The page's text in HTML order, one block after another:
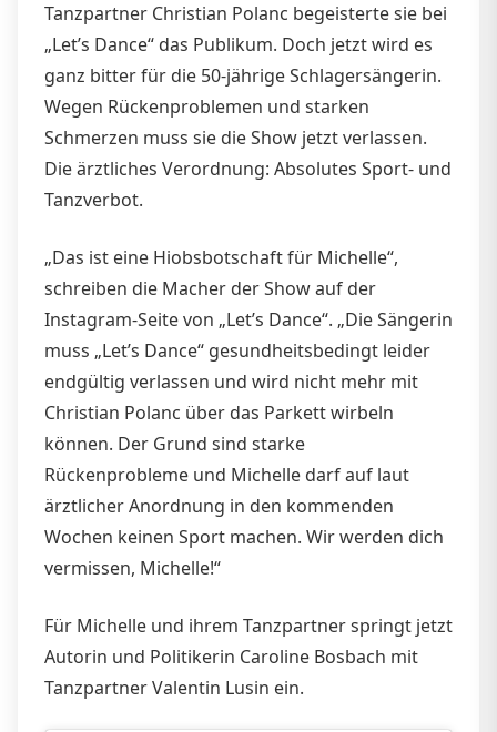
Tanzpartner Christian Polanc begeisterte sie bei
„Let’s Dance“ das Publikum. Doch jetzt wird es
ganz bitter für die 50-jährige Schlagersängerin.
Wegen Rückenproblemen und starken
Schmerzen muss sie die Show jetzt verlassen.
Die ärztliches Verordnung: Absolutes Sport- und
Tanzverbot.
„Das ist eine Hiobsbotschaft für Michelle“,
schreiben die Macher der Show auf der
Instagram-Seite von „Let’s Dance“. „Die Sängerin
muss „Let’s Dance“ gesundheitsbedingt leider
endgültig verlassen und wird nicht mehr mit
Christian Polanc über das Parkett wirbeln
können. Der Grund sind starke
Rückenprobleme und Michelle darf auf laut
ärztlicher Anordnung in den kommenden
Wochen keinen Sport machen. Wir werden dich
vermissen, Michelle!“
Für Michelle und ihrem Tanzpartner springt jetzt
Autorin und Politikerin Caroline Bosbach mit
Tanzpartner Valentin Lusin ein.